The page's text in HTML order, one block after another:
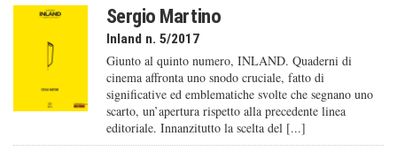
Sergio Martino
Inland n. 5/2017
Giunto al quinto numero, INLAND. Quaderni di
cinema affronta uno snodo cruciale, fatto di
significative ed emblematiche svolte che segnano uno
scarto, un’apertura rispetto alla precedente linea
editoriale. Innanzitutto la scelta del [...]